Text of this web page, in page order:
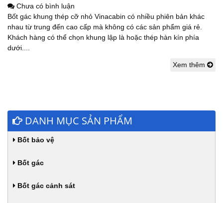
Chưa có bình luận
Bốt gác khung thép cỡ nhỏ Vinacabin có nhiều phiên bản khác
nhau từ trung đến cao cấp mà không có các sản phẩm giá rẻ.
Khách hàng có thể chọn khung lập là hoặc thép hàn kín phía
dưới....
Xem thêm
DANH MỤC SẢN PHẨM
Bốt bảo vệ
Bốt gác
Bốt gác cảnh sát